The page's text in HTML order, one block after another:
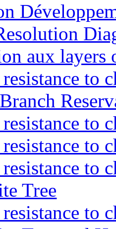
aux layers
to
to
to
to
Tree
to